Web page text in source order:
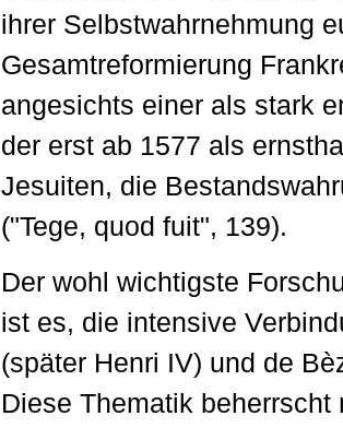
ihrer Selbstwahrnehmung
Gesamtreformierung
angesichts einer als stark
der erst ab 1577 als
Jesuiten, die
("Tege, quod fuit", 139).
Der wohl wichtigste
ist es, die intensive
(später Henri IV) und de
Diese Thematik